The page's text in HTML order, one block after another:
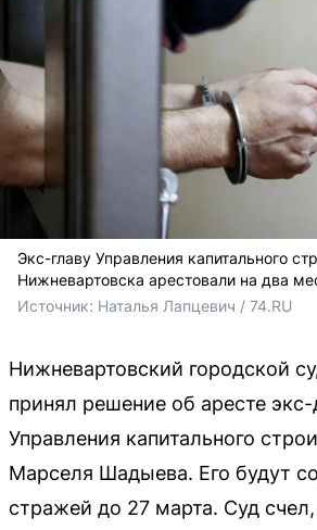
Экс-главу Управления капитального
Нижневартовска арестовали на два
Источник: Наталья Лапцевич / 74.RU
Нижневартовский городской
принял решение об аресте
Управления капитального
Марселя Шадыева. Его будут
стражей до 27 марта. Суд счел,